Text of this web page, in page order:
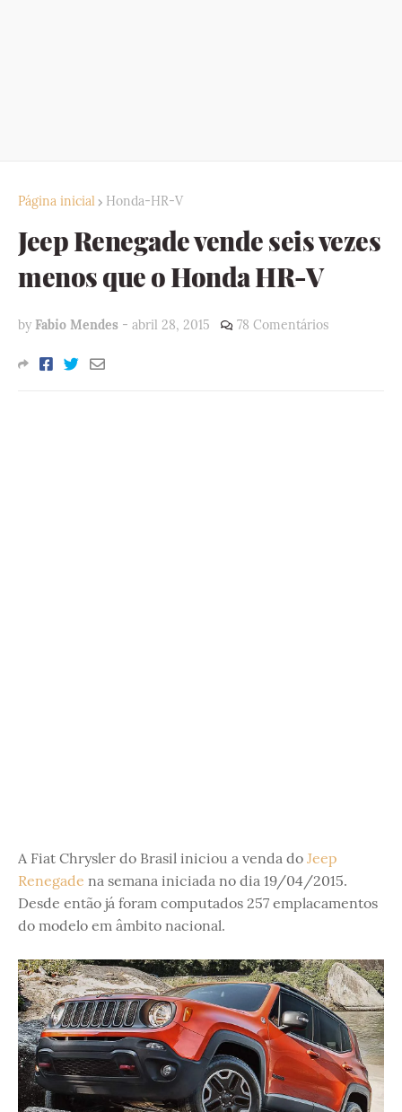
Página inicial Honda-HR-V
Jeep Renegade vende seis vezes
menos que o Honda HR-V
by Fabio Mendes - abril 28, 2015 78 Comentários
A Fiat Chrysler do Brasil iniciou a venda do Jeep
Renegade na semana iniciada no dia 19/04/2015.
Desde então já foram computados 257 emplacamentos
do modelo em âmbito nacional.